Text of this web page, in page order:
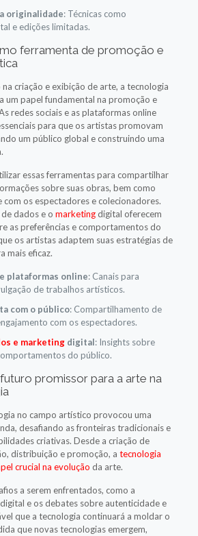
originalidade: Técnicas como
e edições limitadas.
ferramenta de promoção e
criação e exibição de arte, a tecnologia
um papel fundamental na promoção e
redes sociais e as plataformas online
para que os artistas promovam
um público global e construindo uma
essas ferramentas para compartilhar
sobre suas obras, bem como
os espectadores e colecionadores.
dados e o marketingdigital oferecem
as preferências e comportamentos do
os artistas adaptem suas estratégias de
mais eficaz.
plataformas online: Canais para
de trabalhos artísticos.
com o público: Compartilhamento de
com os espectadores.
e marketingdigital: Insights sobre
do público.
promissor para a arte na
no campo artístico provocou uma
desafiando as fronteiras tradicionais e
criativas. Desde a criação de
distribuição e promoção, a tecnologia
crucial na evolução da arte.
a serem enfrentados, como a
e os debates sobre autenticidade e
que a tecnologia continuará a moldar o
que novas tecnologias emergem,